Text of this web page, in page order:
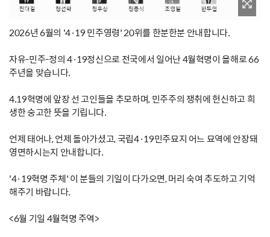
2026년 6월의 '4·19 민주영령' 20위를 한분한분 안내합니다.
자유-민주-정의 4·19정신으로 전국에서 일어난 4월혁명이 올해로 66
주년을 맞습니다.
4.19혁명에 앞장 선 고인들을 추모하며, 민주주의 쟁취에 헌신하고 희
생한 숭고한 뜻을 기립니다.
언제 태어나, 언제 돌아가셨고, 국립4·19민주묘지 어느 묘역에 안장돼
영면하시는지 안내합니다.
'4·19혁명 주체' 이 분들의 기일이 다가오면, 머리 숙여 추도하고 기억
해주기 바랍니다.
<6월 기일 4월혁명 주역>